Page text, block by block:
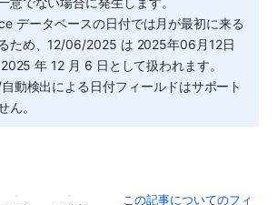
データベースの日付では月が最初に来る
ため、12/06/2025 は 2025年06月12日
年 12 月 6 日として扱われます。
動検出による日付フィールドはサポート
ん。
この記事についてのフィ